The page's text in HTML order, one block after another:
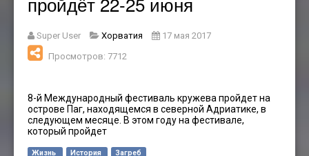
Super User Хорватия
17 мая 2017
Просмотров: 7712
8-й Международный фестиваль кружева пройдет на
острове Паг, находящемся в северной Адриатике, в
следующем месяце. В этом году на фестивале,
который пройдет
Жизнь История Загреб